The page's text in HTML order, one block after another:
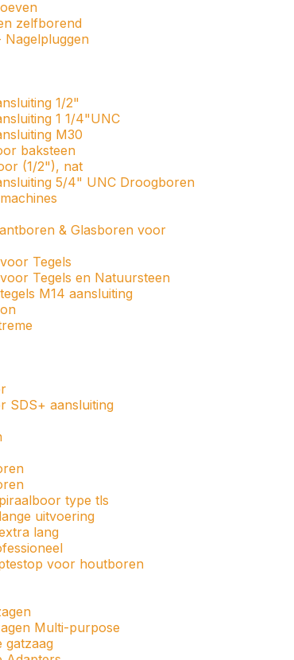
zelfborend
Nagelpluggen
1/2"
1 1/4"UNC
M30
baksteen
(1/2"), nat
5/4" UNC Droogboren
& Glasboren voor
Tegels
Tegels en Natuursteen
M14 aansluiting
SDS+ aansluiting
type tls
uitvoering
lang
voor houtboren
Multi-purpose
gatzaag